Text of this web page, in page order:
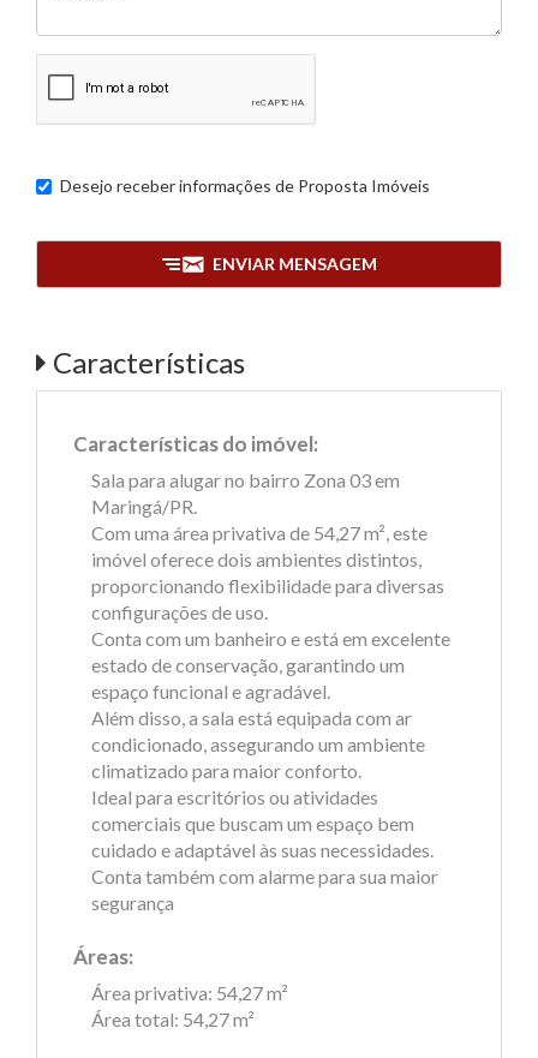
Desejo receber informações de Proposta Imóveis
ENVIAR MENSAGEM
Características
Características do imóvel:
Sala para alugar no bairro Zona 03 em
Maringá/PR.
Com uma área privativa de 54,27 m², este
imóvel oferece dois ambientes distintos,
proporcionando flexibilidade para diversas
configurações de uso.
Conta com um banheiro e está em excelente
estado de conservação, garantindo um
espaço funcional e agradável.
Além disso, a sala está equipada com ar
condicionado, assegurando um ambiente
climatizado para maior conforto.
Ideal para escritórios ou atividades
comerciais que buscam um espaço bem
cuidado e adaptável às suas necessidades.
Conta também com alarme para sua maior
segurança
Áreas:
Área privativa: 54,27 m²
Área total: 54,27 m²